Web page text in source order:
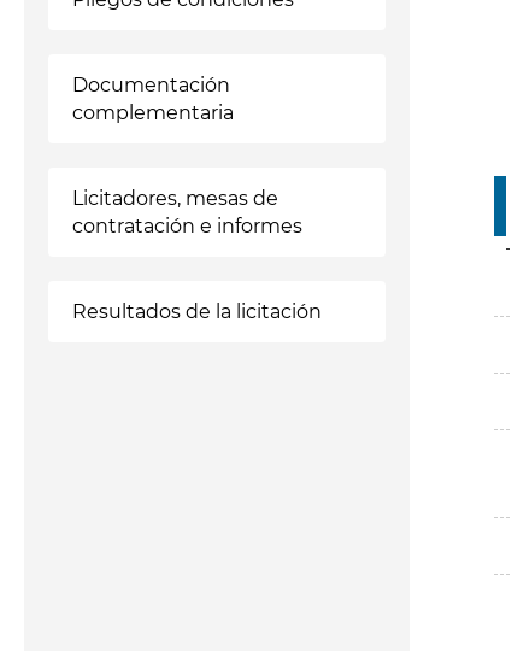
Documentación
complementaria
Licitadores, mesas de
contratación e informes
Resultados de la licitación